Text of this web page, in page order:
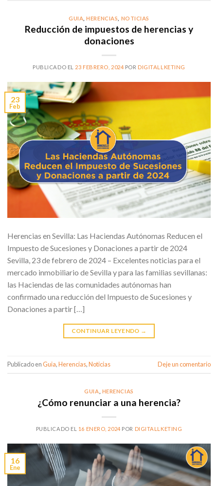
GUIA ,HERENCIAS NOTICIAS
Reducción de impuestos de herencias y
donaciones
PUBLICADO EL 23 FEBRERO, 2024 POR DIGITALLKETING
23
Feb
Herencias en Sevilla: Las Haciendas Autónomas Reducen el
Impuesto de Sucesiones y Donaciones a partir de 2024
Sevilla, 23 de febrero de 2024 – Excelentes noticias para el
mercado inmobiliario de Sevilla y para las familias sevillanas:
las Haciendas de las comunidades autónomas han
confirmado una reducción del Impuesto de Sucesiones y
Donaciones a partir […]
CONTINUAR LEYENDO →
Publicado enGuia,Herencias,Noticias Deje un comentario
GUIA HERENCIAS
¿Cómo renunciar a una herencia?
PUBLICADO EL 16 ENERO, 2024 POR DIGITALLKETING
16
Ene